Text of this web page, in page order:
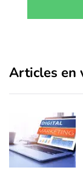
Articles en